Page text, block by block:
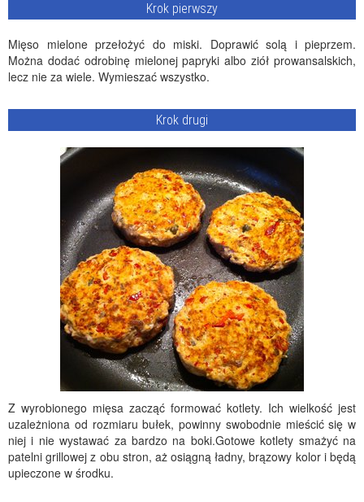
Krok pierwszy
Mięso mielone przełożyć do miski. Doprawić solą i pieprzem.
Można dodać odrobinę mielonej papryki albo ziół prowansalskich,
lecz nie za wiele. Wymieszać wszystko.
Krok drugi
Z wyrobionego mięsa zacząć formować kotlety. Ich wielkość jest
uzależniona od rozmiaru bułek, powinny swobodnie mieścić się w
niej i nie wystawać za bardzo na boki.Gotowe kotlety smażyć na
patelni grillowej z obu stron, aż osiągną ładny, brązowy kolor i będą
upieczone w środku.